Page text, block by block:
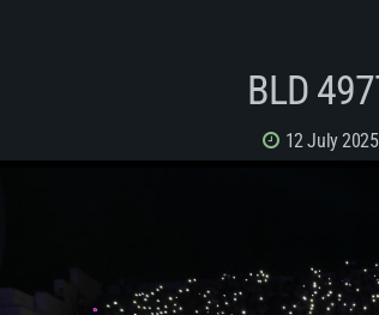
BLD
12 July 2025